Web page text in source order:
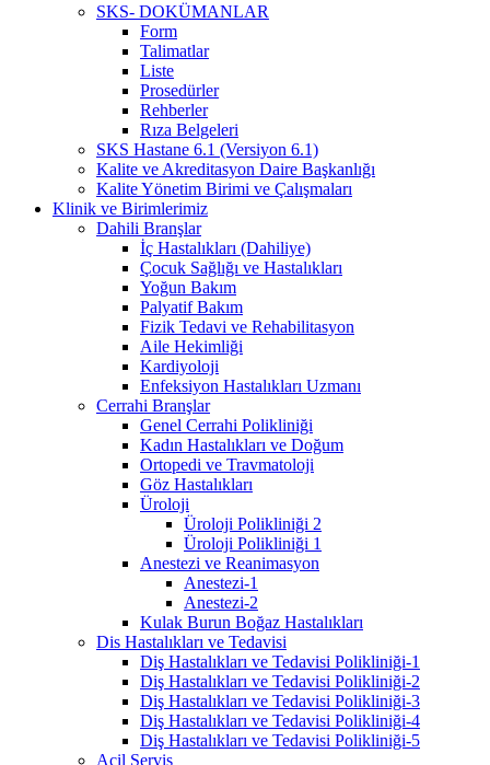
SKS- DOKÜMANLAR
Form
Talimatlar
Liste
Prosedürler
Rehberler
Rıza Belgeleri
SKS Hastane 6.1 (Versiyon 6.1)
Kalite ve Akreditasyon Daire Başkanlığı
Kalite Yönetim Birimi ve Çalışmaları
Klinik ve Birimlerimiz
Dahili Branşlar
İç Hastalıkları (Dahiliye)
Çocuk Sağlığı ve Hastalıkları
Yoğun Bakım
Palyatif Bakım
Fizik Tedavi ve Rehabilitasyon
Aile Hekimliği
Kardiyoloji
Enfeksiyon Hastalıkları Uzmanı
Cerrahi Branşlar
Genel Cerrahi Polikliniği
Kadın Hastalıkları ve Doğum
Ortopedi ve Travmatoloji
Göz Hastalıkları
Üroloji
Üroloji Polikliniği 2
Üroloji Polikliniği 1
Anestezi ve Reanimasyon
Anestezi-1
Anestezi-2
Kulak Burun Boğaz Hastalıkları
Dis Hastalıkları ve Tedavisi
Diş Hastalıkları ve Tedavisi Polikliniği-1
Diş Hastalıkları ve Tedavisi Polikliniği-2
Diş Hastalıkları ve Tedavisi Polikliniği-3
Diş Hastalıkları ve Tedavisi Polikliniği-4
Diş Hastalıkları ve Tedavisi Polikliniği-5
Acil Servis